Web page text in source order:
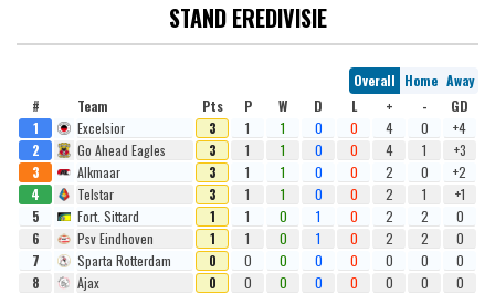
STAND EREDIVISIE
Overall Home Away
#
Team Pts P W D L + -
GD
1
Excelsior 3 1 1 0 0 4 0
+4
2
Go Ahead Eagles 3 1 1 0 0 4 1
+3
3
Alkmaar 3 1 1 0 0 2 0
+2
4
Telstar 3 1 1 0 0 2 1
+1
5
Fort. Sittard 1 1 0 1 0 2 2
0
6
Psv Eindhoven 1 1 0 1 0 2 2
0
7
Sparta Rotterdam 0 0 0 0 0 0 0
0
8
Ajax 0 0 0 0 0 0 0
0